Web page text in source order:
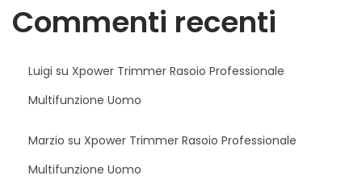
Commenti recenti
Luigi su Xpower Trimmer Rasoio Professionale
Multifunzione Uomo
Marzio su Xpower Trimmer Rasoio Professionale
Multifunzione Uomo